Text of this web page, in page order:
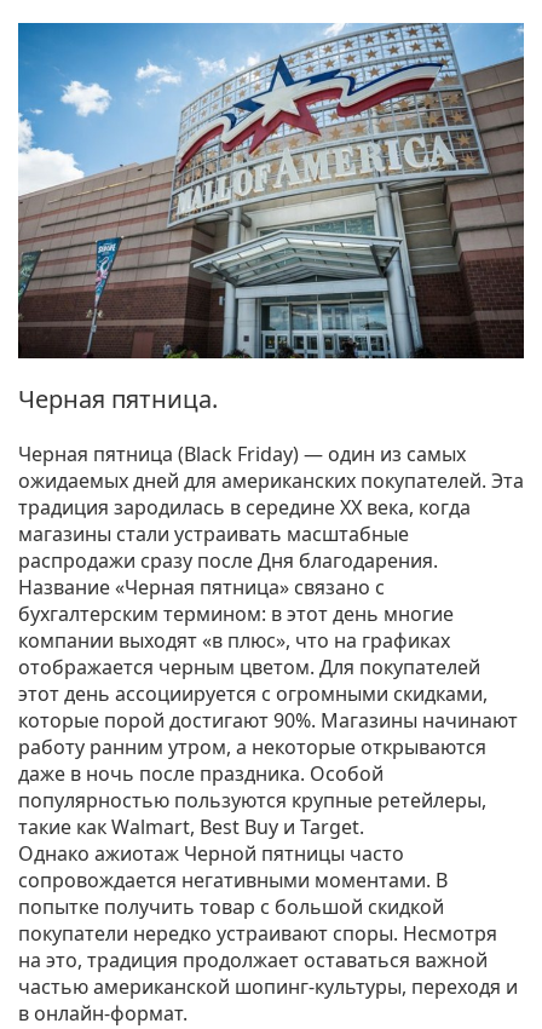
Черная пятница.
Черная пятница (Black Friday) — один из самых
ожидаемых дней для американских покупателей. Эта
традиция зародилась в середине XX века, когда
магазины стали устраивать масштабные
распродажи сразу после Дня благодарения.
Название «Черная пятница» связано с
бухгалтерским термином: в этот день многие
компании выходят «в плюс», что на графиках
отображается черным цветом. Для покупателей
этот день ассоциируется с огромными скидками,
которые порой достигают 90%. Магазины начинают
работу ранним утром, а некоторые открываются
даже в ночь после праздника. Особой
популярностью пользуются крупные ретейлеры,
такие как Walmart, Best Buy и Target.
Однако ажиотаж Черной пятницы часто
сопровождается негативными моментами. В
попытке получить товар с большой скидкой
покупатели нередко устраивают споры. Несмотря
на это, традиция продолжает оставаться важной
частью американской шопинг-культуры, переходя и
в онлайн-формат.